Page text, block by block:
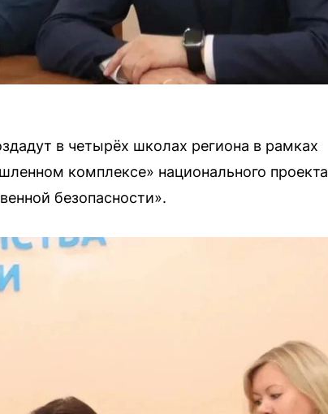
в четырёх школах региона в рамках
комплексе» национального проекта
безопасности».